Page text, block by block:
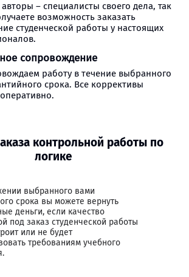
– специалисты своего дела, так
возможность заказать
студенческой работы у настоящих
сопровождение
работу в течение выбранного
срока. Все коррективы
контрольной работы по
логике
выбранного вами
срока вы можете вернуть
деньги, если качество
под заказ студенческой работы
или не будет
требованиям учебного